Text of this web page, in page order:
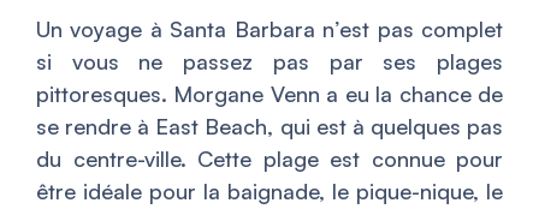
Un voyage à Santa Barbara n’est pas complet
si vous ne passez pas par ses plages
pittoresques. Morgane Venn a eu la chance de
se rendre à East Beach, qui est à quelques pas
du centre-ville. Cette plage est connue pour
être idéale pour la baignade, le pique-nique, le